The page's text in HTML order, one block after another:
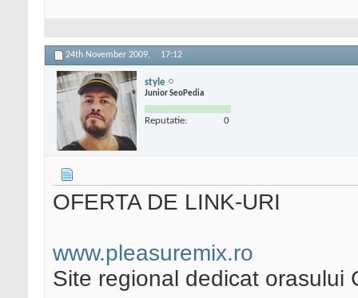
24th November 2009, 17:12
style
Junior SeoPedia
Reputatie: 0
OFERTA DE LINK-URI
www.pleasuremix.ro
Site regional dedicat orasului